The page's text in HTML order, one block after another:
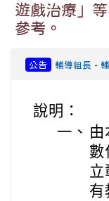
遊戲治療」
參考。
公告 輔導組長 -
說明：
一、
數
立
有